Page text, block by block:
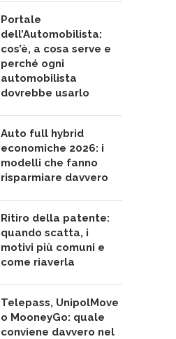
Portale
dell’Automobilista:
cos’è, a cosa serve e
perché ogni
automobilista
dovrebbe usarlo
Auto full hybrid
economiche 2026: i
modelli che fanno
risparmiare davvero
Ritiro della patente:
quando scatta, i
motivi più comuni e
come riaverla
Telepass, UnipolMove
o MooneyGo: quale
conviene davvero nel